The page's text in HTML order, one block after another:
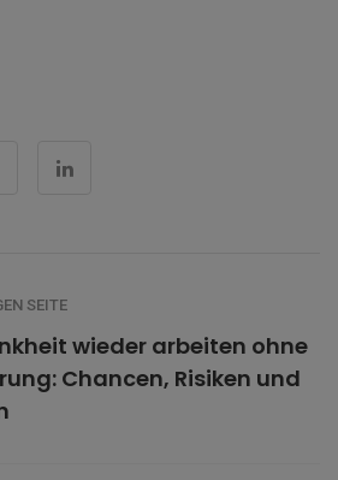
SEITE
wieder arbeiten ohne
Chancen, Risiken und